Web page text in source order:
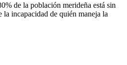
de la población merideña está sin
incapacidad de quién maneja la